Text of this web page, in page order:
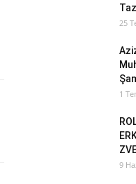
25
1
9